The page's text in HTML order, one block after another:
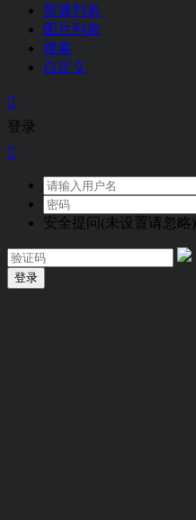
普通列表
图片列表
搜索
自定义

登录

安全提问(未设置请忽略)
登录